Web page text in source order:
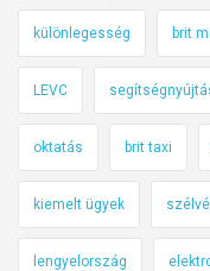
különlegesség brit
LEVC
oktatás brit taxi
kiemelt ügyek
lengyelország